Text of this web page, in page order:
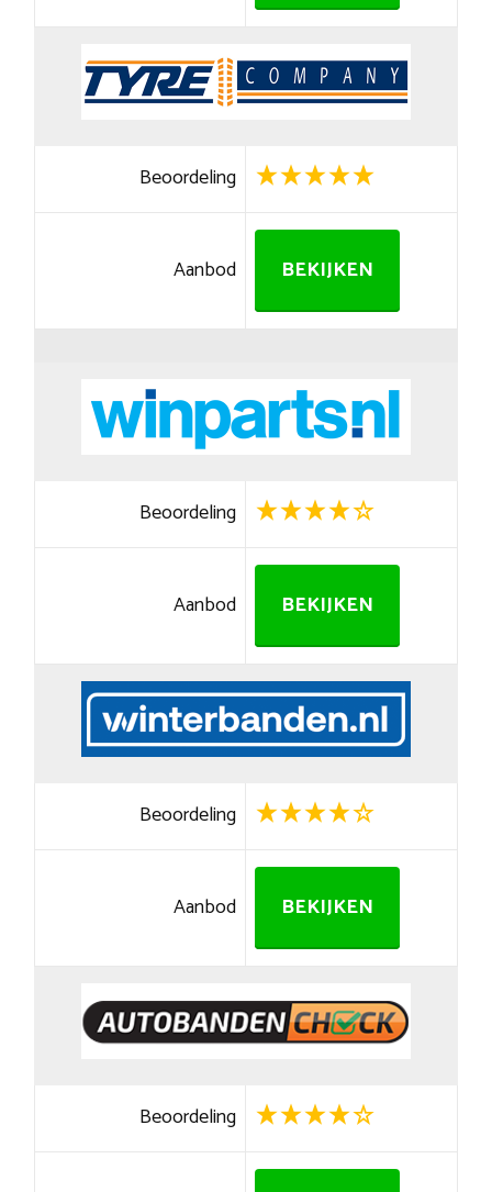
Beoordeling
Aanbod BEKIJKEN
Beoordeling
Aanbod BEKIJKEN
Beoordeling
Aanbod BEKIJKEN
Beoordeling